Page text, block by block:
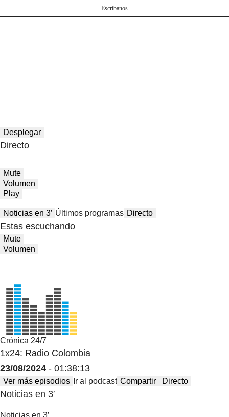
Escríbanos
Desplegar
Directo
Mute
Volumen
Play
Noticias en 3′ Últimos programas Directo
Estas escuchando
Mute
Volumen
Crónica 24/7
1x24: Radio Colombia
23/08/2024 - 01:38:13
Ver más episodios Ir al podcast Compartir Directo
Noticias en 3′
Noticias en 3′